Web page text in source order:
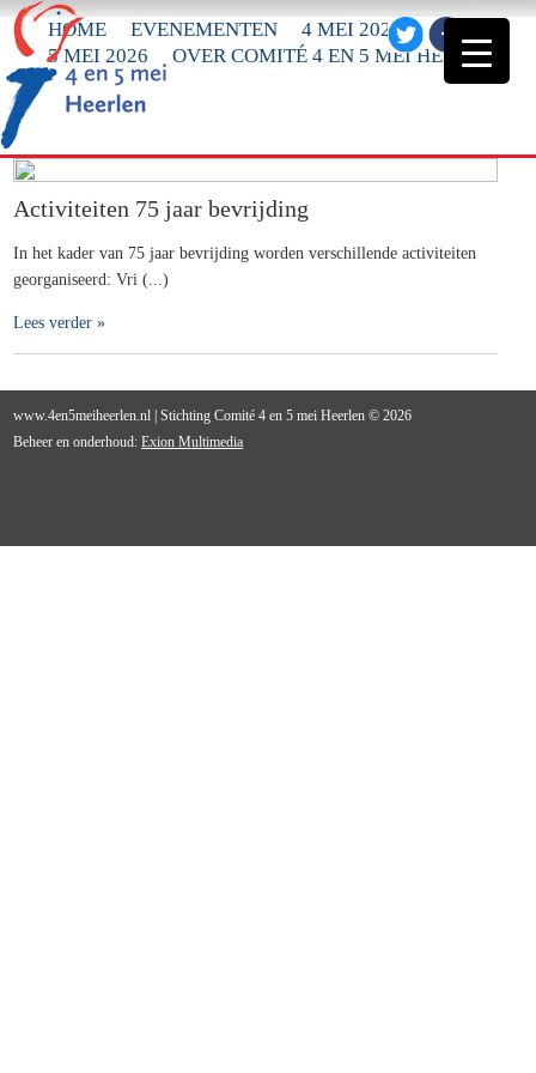
HOME EVENEMENTEN
4 MEI 2026
5 MEI 2026
OVER COMITÉ 4 EN 5 MEI HEERLEN
Activiteiten 75 jaar bevrijding
In het kader van 75 jaar bevrijding worden verschillende activiteiten
georganiseerd: Vri (...)
Lees verder »
www.4en5meiheerlen.nl | Stichting Comité 4 en 5 mei Heerlen © 2026
Beheer en onderhoud:Exion Multimedia